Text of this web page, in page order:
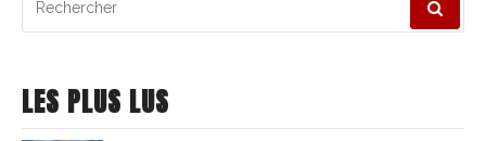
pour
LES PLUS LUS